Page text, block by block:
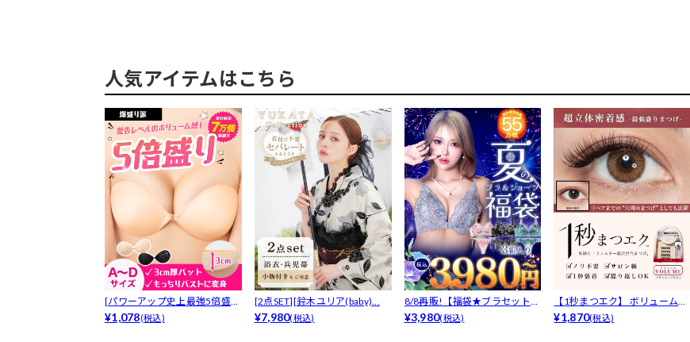
人気アイテムはこちら
[パワーアップ史上最強5倍盛り
アップも...
¥1,078(税込)
[2点SET][鈴木ユリア(baby)...
¥7,980(税込)
8/8再販!【福袋★ブラセット3
点入】...
¥3,980(税込)
【1秒まつエク】 ボリュームタ
イプ ブ...
¥1,870(税込)